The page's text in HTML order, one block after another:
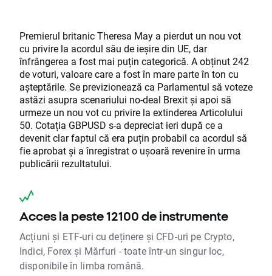
Premierul britanic Theresa May a pierdut un nou vot
cu privire la acordul său de ieșire din UE, dar
înfrângerea a fost mai puțin categorică. A obținut 242
de voturi, valoare care a fost în mare parte în ton cu
așteptările. Se previzionează ca Parlamentul să voteze
astăzi asupra scenariului no-deal Brexit și apoi să
urmeze un nou vot cu privire la extinderea Articolului
50. Cotația GBPUSD s-a depreciat ieri după ce a
devenit clar faptul că era puțin probabil ca acordul să
fie aprobat și a înregistrat o ușoară revenire în urma
publicării rezultatului.
Acces la peste 12100 de instrumente
Acțiuni și ETF-uri cu deținere și CFD-uri pe Crypto,
Indici, Forex și Mărfuri - toate într-un singur loc,
disponibile în limba română.